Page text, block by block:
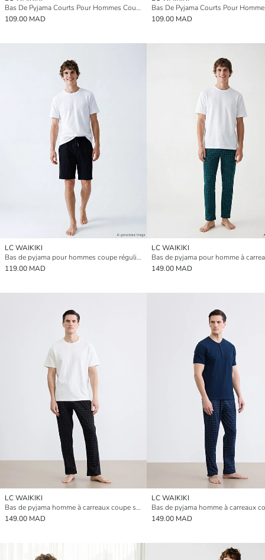
Bas De Pyjama Courts Pour Hommes Coupe Svelte
109.00 MAD
109.00 MAD
LC WAIKIKI
Bas de pyjama pour hommes coupe régulière
119.00 MAD
LC WAIKIKI
149.00 MAD
LC WAIKIKI
Bas de pyjama homme à carreaux coupe standard
149.00 MAD
LC WAIKIKI
149.00 MAD